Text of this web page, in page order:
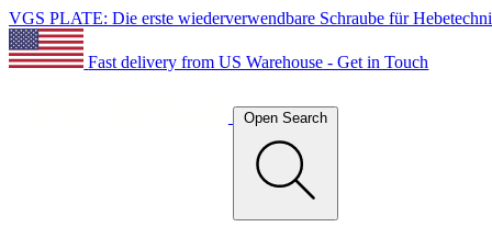
VGS PLATE: Die erste wiederverwendbare Schraube für
Fast delivery from US Warehouse - Get in Touch
Open Search